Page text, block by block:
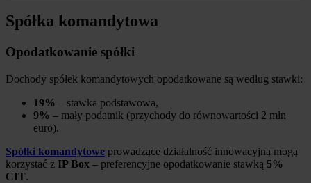
Spółka komandytowa
Opodatkowanie spółki
Dochody spółek komandytowych opodatkowane są według stawki:
19% – stawka podstawowa,
9% – mały podatnik (przychody do równowartości 2 mln
euro).
Spółki komandytowe prowadzące działalność innowacyjną mogą
korzystać z IP Box – preferencyjne opodatkowanie stawką 5%
CIT.